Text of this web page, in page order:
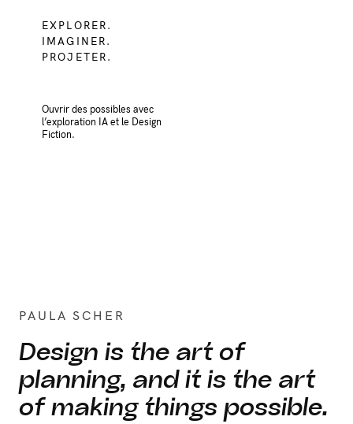
EXPLORER.
IMAGINER.
PROJETER.
Ouvrir des possibles avec
l’exploration IA et le Design
Fiction.
PAULA SCHER
Design is the art of
planning, and it is the art
of making things possible.